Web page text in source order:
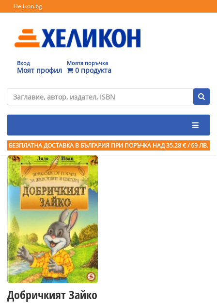
Helikon.bg
Вход
Моят профил
Моята поръчка
0 продукта
БЕЗПЛАТНА ДОСТАВКА В БЪЛГАРИЯ ПРИ ПОРЪЧКА НАД 35.28 € / 69 ЛВ.
Добричкият Зайко